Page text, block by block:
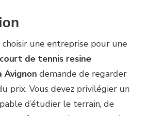
choisir une entreprise pour une
de tennis resine
Avignon demande de regarder
prix. Vous devez privilégier un
d’étudier le terrain, de